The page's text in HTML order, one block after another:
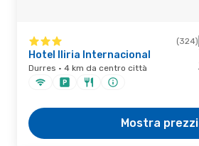
(324)
Hotel Iliria Internacional
Durres · 4 km da centro città
Mostra prezzi